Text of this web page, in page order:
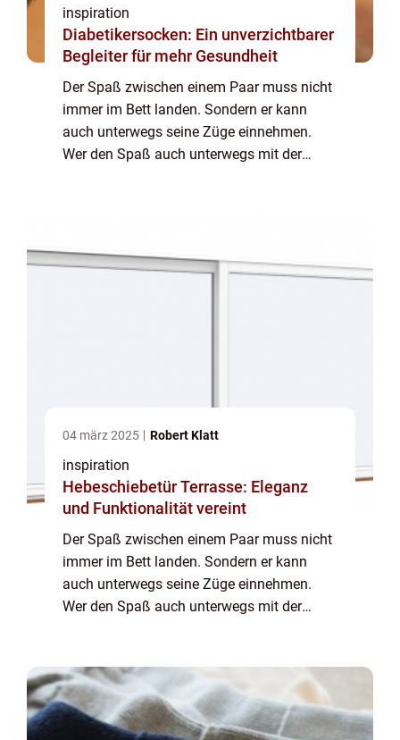
inspiration
Diabetikersocken: Ein unverzichtbarer
Begleiter für mehr Gesundheit
Der Spaß zwischen einem Paar muss nicht
immer im Bett landen. Sondern er kann
auch unterwegs seine Züge einnehmen.
Wer den Spaß auch unterwegs mit der
04 märz 2025 Robert Klatt
inspiration
Hebeschiebetür Terrasse: Eleganz
und Funktionalität vereint
Der Spaß zwischen einem Paar muss nicht
immer im Bett landen. Sondern er kann
auch unterwegs seine Züge einnehmen.
Wer den Spaß auch unterwegs mit der
kann d...